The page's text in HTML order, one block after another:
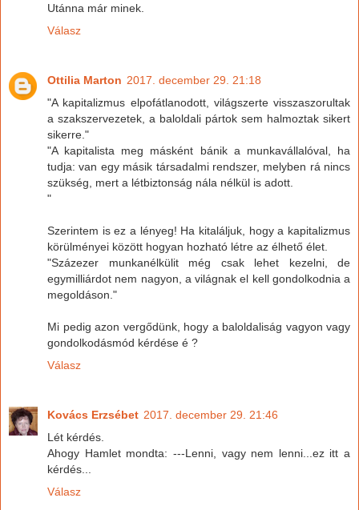
Utánna már minek.
Válasz
Ottilia Marton 2017. december 29. 21:18
"A kapitalizmus elpofátlanodott, világszerte visszaszorultak
a szakszervezetek, a baloldali pártok sem halmoztak sikert
sikerre."
"A kapitalista meg másként bánik a munkavállalóval, ha
tudja: van egy másik társadalmi rendszer, melyben rá nincs
szükség, mert a létbiztonság nála nélkül is adott.
"
Szerintem is ez a lényeg! Ha kitaláljuk, hogy a kapitalizmus
körülményei között hogyan hozható létre az élhető élet.
"Százezer munkanélkülit még csak lehet kezelni, de
egymilliárdot nem nagyon, a világnak el kell gondolkodnia a
megoldáson."
Mi pedig azon vergődünk, hogy a baloldaliság vagyon vagy
gondolkodásmód kérdése é ?
Válasz
Kovács Erzsébet 2017. december 29. 21:46
Lét kérdés.
Ahogy Hamlet mondta: ---Lenni, vagy nem lenni...ez itt a
kérdés...
Válasz